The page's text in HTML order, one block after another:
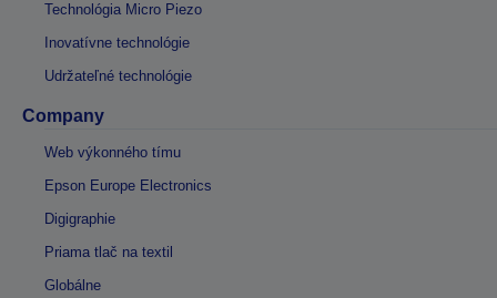
Technológia Micro Piezo
Inovatívne technológie
Udržateľné technológie
Company
Web výkonného tímu
Epson Europe Electronics
Digigraphie
Priama tlač na textil
Globálne